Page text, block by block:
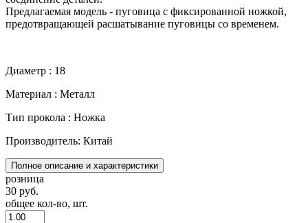
Предлагаемая модель - пуговица с фиксированной ножкой,
предотвращающей расшатывание пуговицы со временем.
Диаметр : 18
Материал : Металл
Тип прокола : Ножка
Производитель: Китай
Полное описание и характеристики
розница
30 руб.
общее кол-во, шт.